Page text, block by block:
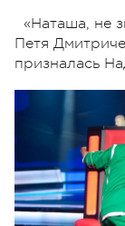
«Наташа, не
Петя
призналась